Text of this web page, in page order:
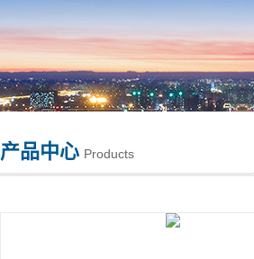
产品中心 Products